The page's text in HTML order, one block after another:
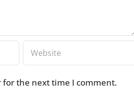
the next time I comment.